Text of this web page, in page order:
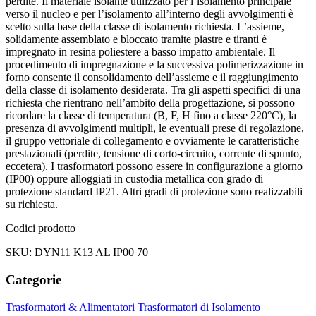
verso il nucleo e per l’isolamento all’interno degli avvolgimenti è
scelto sulla base della classe di isolamento richiesta. L’assieme,
solidamente assemblato e bloccato tramite piastre e tiranti è
impregnato in resina poliestere a basso impatto ambientale. Il
procedimento di impregnazione e la successiva polimerizzazione in
forno consente il consolidamento dell’assieme e il raggiungimento
della classe di isolamento desiderata. Tra gli aspetti specifici di una
richiesta che rientrano nell’ambito della progettazione, si possono
ricordare la classe di temperatura (B, F, H fino a classe 220°C), la
presenza di avvolgimenti multipli, le eventuali prese di regolazione,
il gruppo vettoriale di collegamento e ovviamente le caratteristiche
prestazionali (perdite, tensione di corto-circuito, corrente di spunto,
eccetera). I trasformatori possono essere in configurazione a giorno
(IP00) oppure alloggiati in custodia metallica con grado di
protezione standard IP21. Altri gradi di protezione sono realizzabili
su richiesta.
Codici prodotto
SKU: DYN11 K13 AL IP00 70
Categorie
Trasformatori & Alimentatori Trasformatori di Isolamento